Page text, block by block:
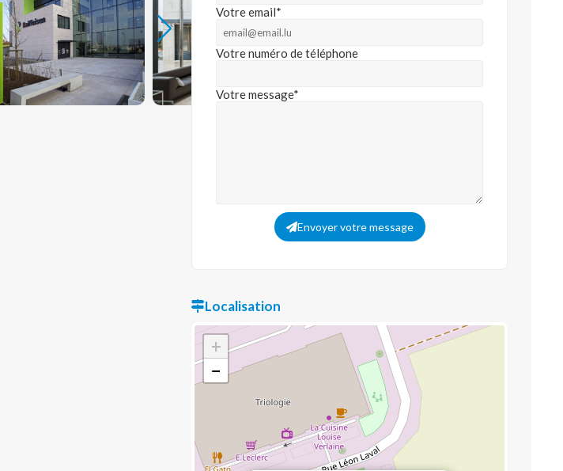
Votre email*
Votre numéro de téléphone
Votre message*
Envoyer votre message
Localisation
+
−